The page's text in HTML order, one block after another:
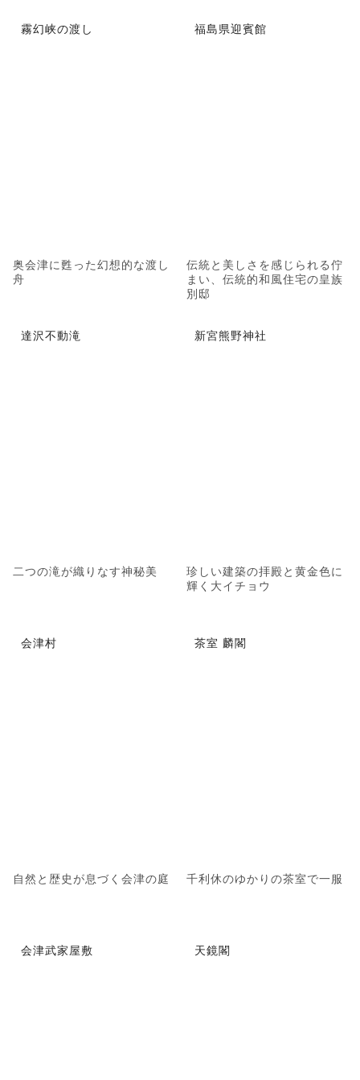
霧幻峡の渡し
奥会津に甦った幻想的な渡し
舟
福島県迎賓館
伝統と美しさを感じられる佇
まい、伝統的和風住宅の皇族
別邸
達沢不動滝
二つの滝が織りなす神秘美
新宮熊野神社
珍しい建築の拝殿と黄金色に
輝く大イチョウ
会津村
自然と歴史が息づく会津の庭
茶室 麟閣
千利休のゆかりの茶室で一服
会津武家屋敷 天鏡閣